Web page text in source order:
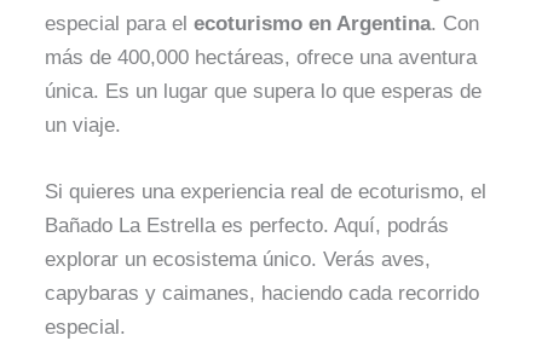
especial para el ecoturismo en Argentina. Con
más de 400,000 hectáreas, ofrece una aventura
única. Es un lugar que supera lo que esperas de
un viaje.
Si quieres una experiencia real de ecoturismo, el
Bañado La Estrella es perfecto. Aquí, podrás
explorar un ecosistema único. Verás aves,
capybaras y caimanes, haciendo cada recorrido
especial.